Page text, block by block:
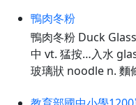
鴨肉冬粉
鴨肉冬粉 Duck
中 vt. 猛按…入水
玻璃狀 noodle n. 麵